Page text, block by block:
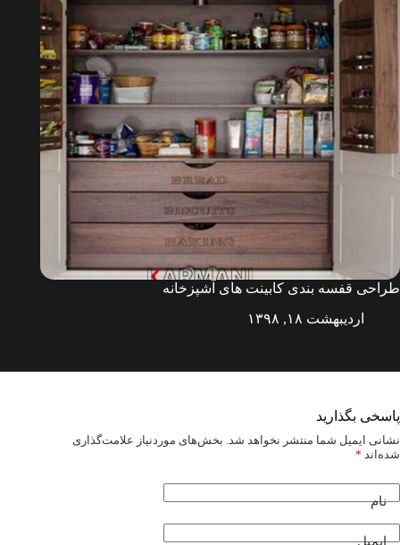
طراحی قفسه بندی کابینت های آشپزخانه
اردیبهشت ۱۸, ۱۳۹۸
پاسخی بگذارید
نشانی ایمیل شما منتشر نخواهد شد. بخش‌های موردنیاز علامت‌گذاری
شده‌اند *
نام
ایمیل